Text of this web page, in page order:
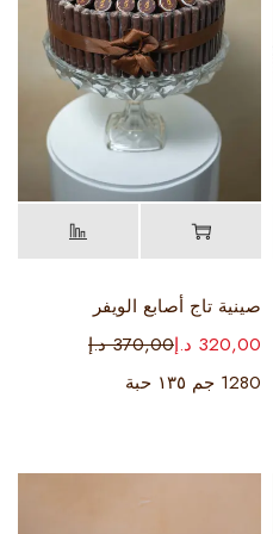
صينية تاج أصابع الويفر
370,00 د.إ 320,00 د.إ
1280 جم ١٣٥ حبة